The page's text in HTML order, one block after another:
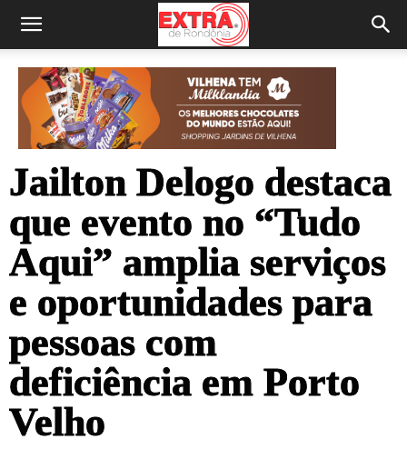
Jailton Delogo destaca
que evento no “Tudo
Aqui” amplia serviços
e oportunidades para
pessoas com
deficiência em Porto
Velho